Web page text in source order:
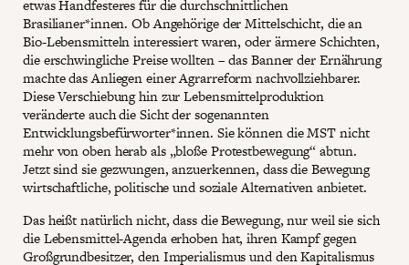
etwas Handfesteres für die durchschnittlichen
Brasilianer*innen. Ob Angehörige der Mittelschicht, die an
Bio-Lebensmitteln interessiert waren, oder ärmere Schichten,
die erschwingliche Preise wollten – das Banner der Ernährung
machte das Anliegen einer Agrarreform nachvollziehbarer.
Diese Verschiebung hin zur Lebensmittelproduktion
veränderte auch die Sicht der sogenannten
Entwicklungsbefürworter*innen. Sie können die MST nicht
mehr von oben herab als „bloße Protestbewegung“ abtun.
Jetzt sind sie gezwungen, anzuerkennen, dass die Bewegung
wirtschaftliche, politische und soziale Alternativen anbietet.
Das heißt natürlich nicht, dass die Bewegung, nur weil sie sich
die Lebensmittel-Agenda erhoben hat, ihren Kampf gegen
Großgrundbesitzer, den Imperialismus und den Kapitalismus